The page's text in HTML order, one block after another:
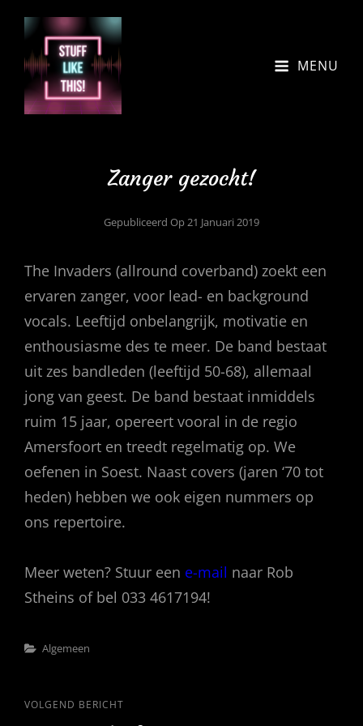
MENU
Zanger gezocht!
Gepubliceerd Op21 Januari 2019
The Invaders (allround coverband) zoekt een
ervaren zanger, voor lead- en background
vocals. Leeftijd onbelangrijk, motivatie en
enthousiasme des te meer. De band bestaat
uit zes bandleden (leeftijd 50-68), allemaal
jong van geest. De band bestaat inmiddels
ruim 15 jaar, opereert vooral in de regio
Amersfoort en treedt regelmatig op. We
oefenen in Soest. Naast covers (jaren ‘70 tot
heden) hebben we ook eigen nummers op
ons repertoire.
Meer weten? Stuur een e-mail naar Rob
Stheins of bel 033 4617194!
Categorieën
Algemeen
Bericht
Volgend
VOLGEND BERICHT